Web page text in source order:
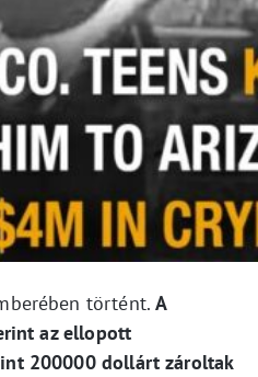
történt.A
az ellopott
200000 dollárt zároltak